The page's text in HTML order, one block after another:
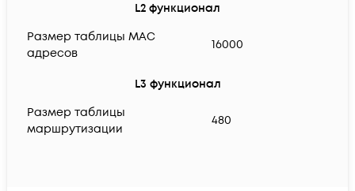
L2 функционал
Размер таблицы MAC
адресов
16000
L3 функционал
Размер таблицы
маршрутизации
480